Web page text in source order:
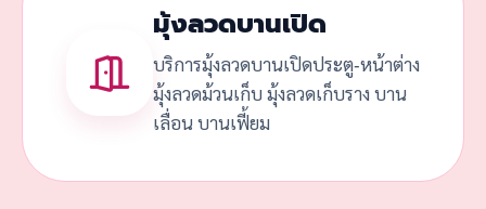
มุ้งลวดบานเปิด
บริการมุ้งลวดบานเปิดประตู-หน้าต่าง
มุ้งลวดม้วนเก็บ มุ้งลวดเก็บราง บาน
เลื่อน บานเฟี้ยม